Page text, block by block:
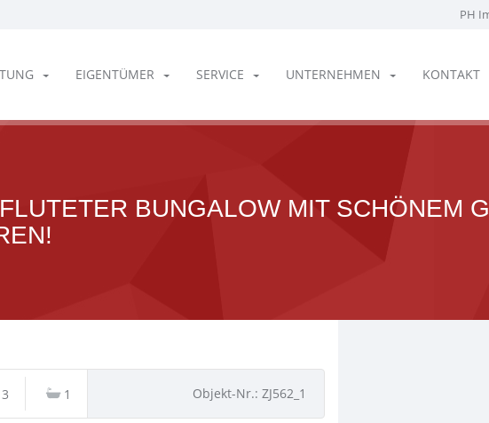
PH
EIGENTÜMER SERVICE UNTERNEHMEN KONTAKT
BUNGALOW MIT SCHÖNEM
3 1 Objekt-Nr.: ZJ562_1